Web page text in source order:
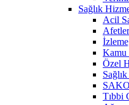
Sağlık
Acil
Kamu
Özel
Tıbbi